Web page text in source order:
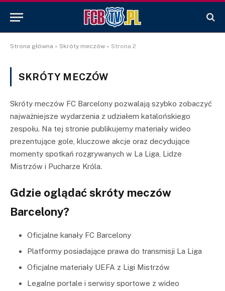
Strona główna » Skróty meczów » Strona 2
SKRÓTY MECZÓW
Skróty meczów FC Barcelony pozwalają szybko zobaczyć
najważniejsze wydarzenia z udziałem katalońskiego
zespołu. Na tej stronie publikujemy materiały wideo
prezentujące gole, kluczowe akcje oraz decydujące
momenty spotkań rozgrywanych w La Liga, Lidze
Mistrzów i Pucharze Króla.
Gdzie oglądać skróty meczów
Barcelony?
Oficjalne kanały FC Barcelony
Platformy posiadające prawa do transmisji La Liga
Oficjalne materiały UEFA z Ligi Mistrzów
Legalne portale i serwisy sportowe z wideo